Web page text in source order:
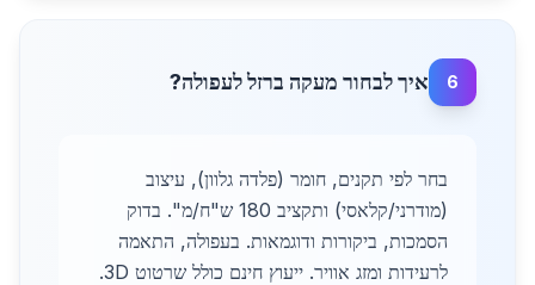
6 איך לבחור מעקה ברזל לעפולה?
בחר לפי תקנים, חומר (פלדה גלוון), עיצוב
(מודרני/קלאסי) ותקציב 180 ש"ח/מ". בדוק
הסמכות, ביקורות ודוגמאות. בעפולה, התאמה
לרעידות ומזג אוויר. ייעוץ חינם כולל שרטוט 3D.